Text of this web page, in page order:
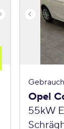
Opel
55kW